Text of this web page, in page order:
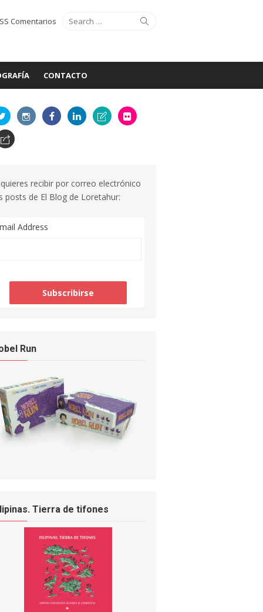
Search
for:
Comentarios
CONTACTO
recibir por correo electrónico
posts de El Blog de Loretahur:
Address
Run
Tierra de tifones